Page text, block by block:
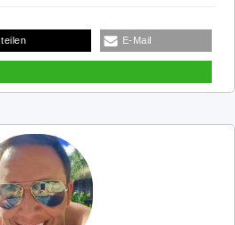
teilen E-Mail